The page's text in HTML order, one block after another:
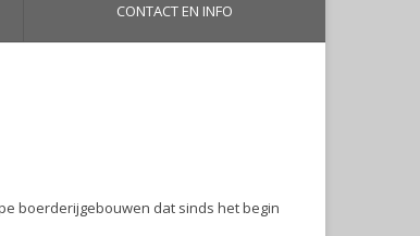
CONTACT EN INFO
boerderijgebouwen dat sinds het begin